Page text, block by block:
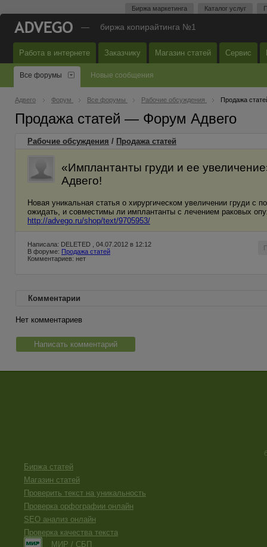
Биржа маркетинга Каталог услуг
— биржа копирайтинга №1
Работа в интернете Заказчику Магазин статей Сервис
Все форумы Новые сообщения
Адвего Форум Все форумы Рабочие обсуждения Продажа
Продажа статей — Форум Адвего
Рабочие обсуждения / Продажа статей
«Имплантанты груди и ее
Адвего!
Новая уникальная статья о хирургическом увеличении груди с
ожидать, и совместимы ли имплантанты с лечением раковых
http://advego.ru/shop/text/9705953/
Написала: DELETED , 04.07.2012 в 12:12
В форуме: Продажа статей
Комментариев: нет
Комментарии
Нет комментариев
Написать комментарий
Биржа статей
Магазин статей
Проверить текст на уникальность
Проверка орфографии онлайн
SEO анализ онлайн
Проверка качества текста
МИР / СБП